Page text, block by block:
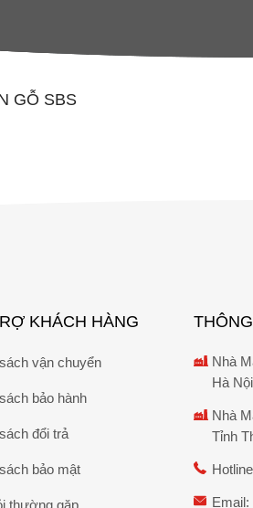
GỖ SBS
Nhà
Hà Nội
Nhà
Tỉnh
Email:
KHÁCH HÀNG
vận chuyển
bảo hành
đổi trả
bảo mật
thường gặp